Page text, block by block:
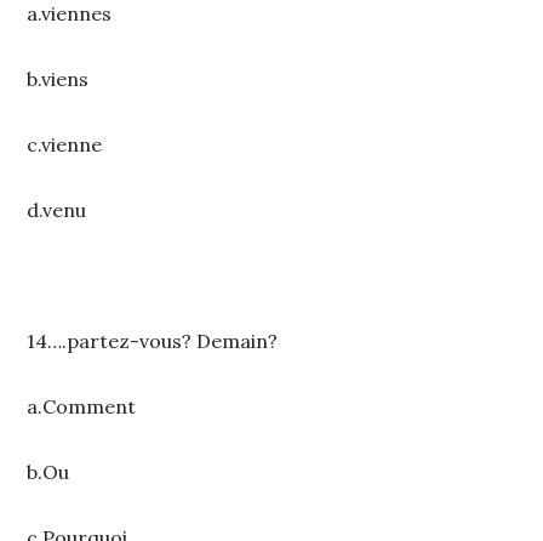
a.viennes
b.viens
c.vienne
d.venu
14….partez-vous? Demain?
a.Comment
b.Ou